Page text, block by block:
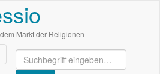
Markt der Religionen
deaktivieren